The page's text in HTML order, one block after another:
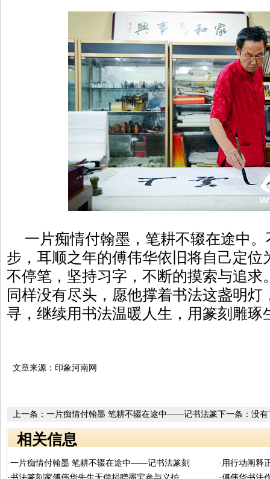
一片痴情付翰墨，笔耕不辍在途中。
步，耳顺之年的傅伟华依旧将自己定位
不停笔，坚持习字，不断的摸索与追求
同样没有尽头，愿他撑着书法这盏明
寻，继续用书法温暖人生，用篆刻雕琢
文章来源：印象河南网
下一条：没有
上一条： 一片痴情付翰墨 笔耕不辍在途中——记书法篆
刻家傅伟华
相关信息
·一片痴情付翰墨 笔耕不辍在途中——记书法篆刻
·用行动阐